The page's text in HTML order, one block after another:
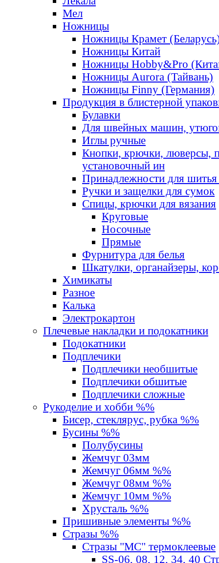
Мел
Ножницы
Ножницы Крамет
Ножницы Китай
Ножницы Hobby&Pro
Ножницы Aurora (Тайвань)
Ножницы Finny (Германия)
Продукция в блистерной
Булавки
Для швейных машин,
Иглы ручные
Кнопки, крючки, люверсы,
установочный ин
Принадлежности для шитья
Ручки и защелки для сумок
Спицы, крючки для вязания
Круговые
Носочные
Прямые
Фурнитура для белья
Шкатулки, органайзеры,
Химикаты
Разное
Калька
Электрокартон
Плечевые накладки и подокатники
Подокатники
Подплечики
Подплечики необшитые
Подплечики обшитые
Подплечики сложные
Рукоделие и хобби %%
Бисер, стеклярус, рубка %%
Бусины %%
Полубусины
Жемчуг 03мм
Жемчуг 06мм %%
Жемчуг 08мм %%
Жемчуг 10мм %%
Хрусталь %%
Пришивные элементы %%
Стразы %%
Стразы "MС" термоклеевые
SS-06, 08, 12, 34, 40